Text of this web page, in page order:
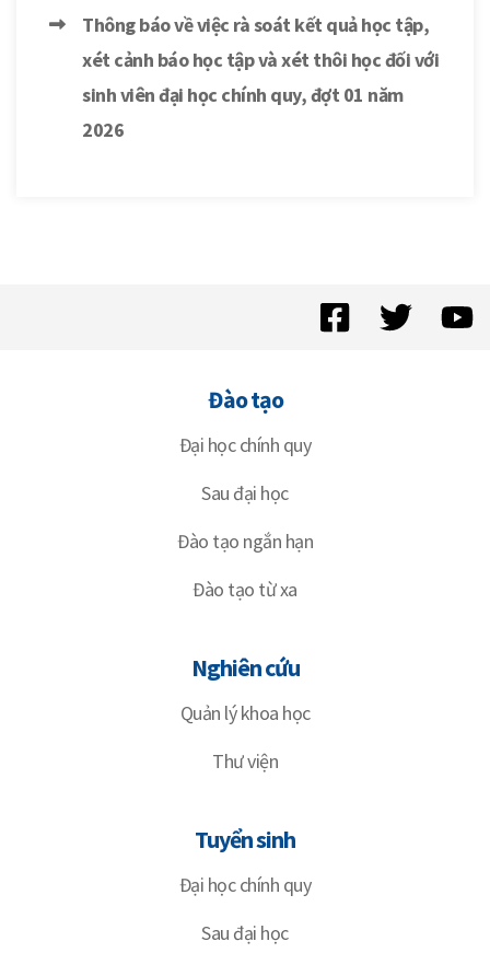
Thông báo về việc rà soát kết quả học tập,
xét cảnh báo học tập và xét thôi học đối với
sinh viên đại học chính quy, đợt 01 năm
2026
Đào tạo
Đại học chính quy
Sau đại học
Đào tạo ngắn hạn
Đào tạo từ xa
Nghiên cứu
Quản lý khoa học
Thư viện
Tuyển sinh
Đại học chính quy
Sau đại học